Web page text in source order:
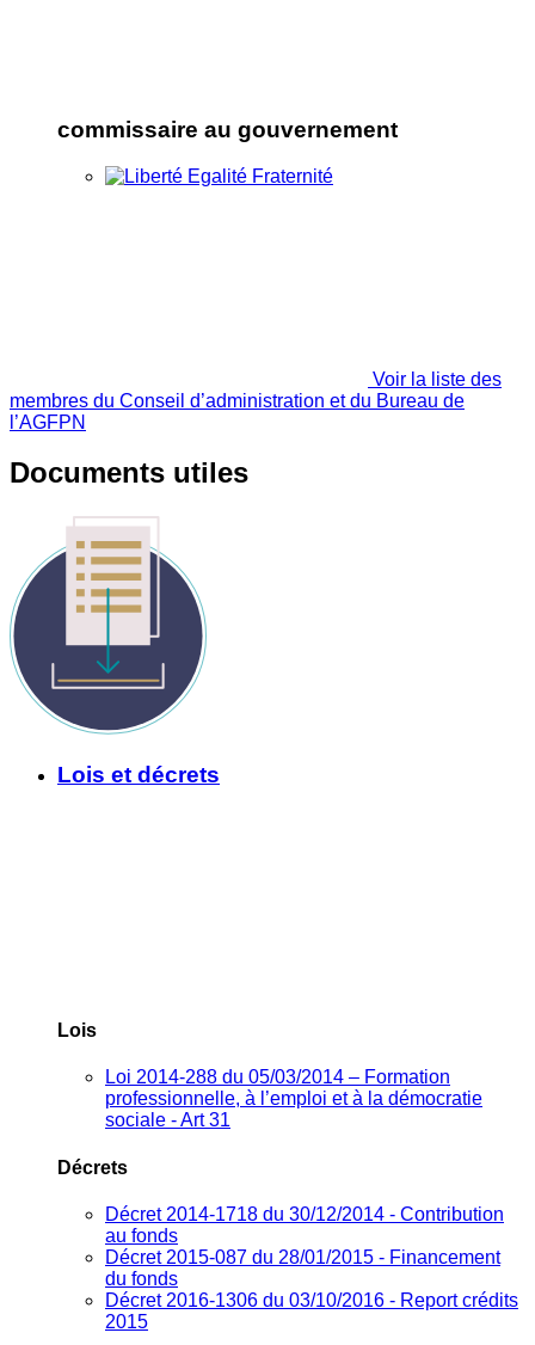
commissaire au gouvernement
Voir la liste des
membres du Conseil d’administration et du Bureau de
l’AGFPN
Documents utiles
Lois et décrets
Lois
Loi 2014-288 du 05/03/2014 – Formation
professionnelle, à l’emploi et à la démocratie
sociale - Art 31
Décrets
Décret 2014-1718 du 30/12/2014 - Contribution
au fonds
Décret 2015-087 du 28/01/2015 - Financement
du fonds
Décret 2016-1306 du 03/10/2016 - Report crédits
2015